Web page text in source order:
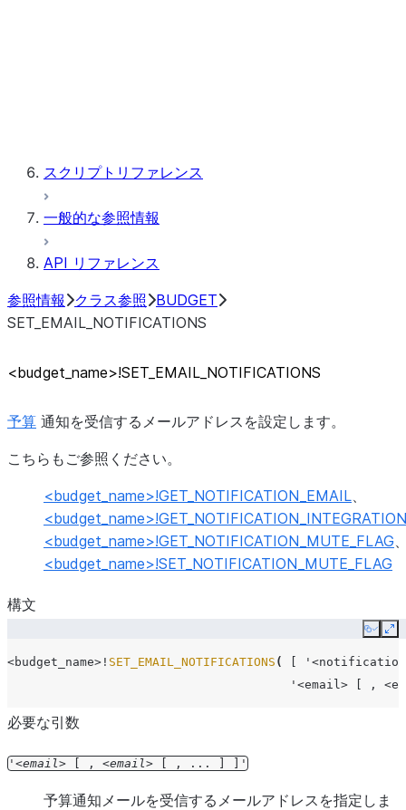
スクリプトリファレンス
一般的な参照情報
API リファレンス
参照情報 クラス参照 BUDGET
SET_EMAIL_NOTIFICATIONS
<budget_ name>!SET_ EMAIL_ NOTIFICATIONS
予算 通知を受信するメールアドレスを設定します。
こちらもご参照ください。
<budget_name>!GET_NOTIFICATION_EMAIL、
<budget_name>!GET_NOTIFICATION_MUTE_FLAG
<budget_name>!SET_NOTIFICATION_MUTE_FLAG
構文
Copy
<budget_name> ! SET_EMAIL_NOTIFICATIONS (
'<email> [ ,
必要な引数
' email , email , ... ]'
予算通知メールを受信するメールアドレスを指定しま